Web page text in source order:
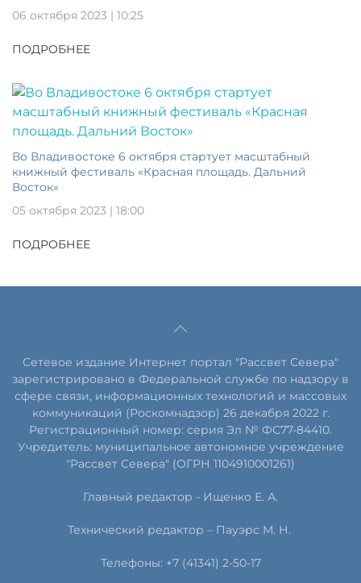
06 октября 2023 | 10:25
ПОДРОБНЕЕ
Во Владивостоке 6 октября стартует масштабный
книжный фестиваль «Красная площадь. Дальний
Восток»
05 октября 2023 | 18:00
ПОДРОБНЕЕ
Сетевое издание Интернет портал "Рассвет Севера"
зарегистрировано в Федеральной службе по надзору в
сфере связи, информационных технологий и массовых
коммуникаций (Роскомнадзор) 26 декабря 2022 г.
Регистрационный номер: серия Эл № ФС77-84410.
Учредитель: муниципальное автономное учреждение
"Рассвет Севера" (ОГРН 1104910001261)
Главный редактор - Ищенко Е. А.
Технический редактор – Пауэрс М. Н.
Телефоны: +7 (41341) 2-50-17